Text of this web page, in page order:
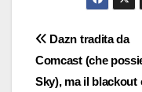
articoli
Dazn tradita da
Comcast (che
Sky), ma il blackout